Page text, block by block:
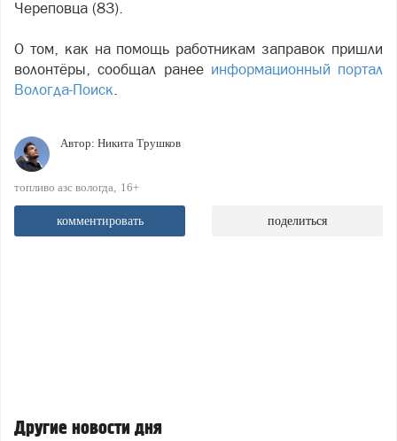
Череповца (83).
О том, как на помощь работникам заправок пришли
волонтёры, сообщал ранее информационный портал
Вологда-Поиск.
Автор: Никита Трушков
топливо азс вологда 16+
комментировать поделиться
Другие новости дня